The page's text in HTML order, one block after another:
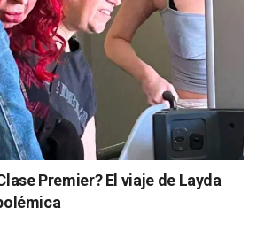
Premier? El viaje de Layda